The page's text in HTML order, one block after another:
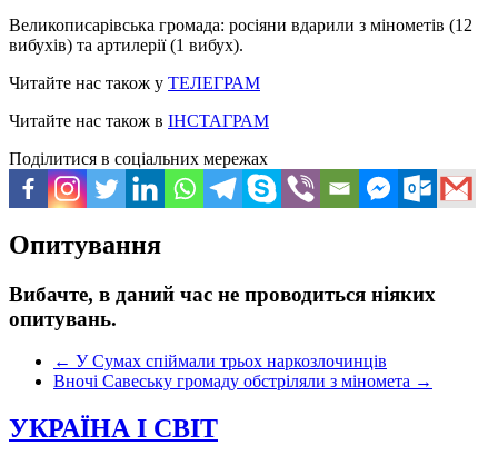
Великописарівська громада: росіяни вдарили з мінометів (12
вибухів) та артилерії (1 вибух).
Читайте нас також у ТЕЛЕГРАМ
Читайте нас також в ІНСТАГРАМ
Поділитися в соціальних мережах
Опитування
Вибачте, в даний час не проводиться ніяких
опитувань.
← У Сумах спіймали трьох наркозлочинців
Вночі Савеську громаду обстріляли з міномета →
УКРАЇНА І СВІТ